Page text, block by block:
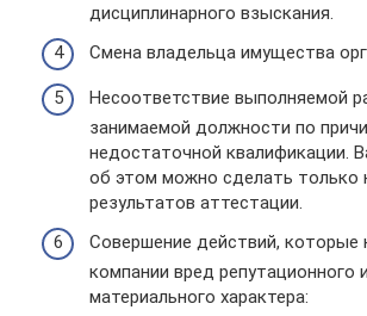
дисциплинарного взыскания.
Смена владельца имущества
Несоответствие выполняемой
занимаемой должности по
недостаточной квалификации.
об этом можно сделать только
результатов аттестации.
Совершение действий, которые
компании вред репутационного
материального характера: